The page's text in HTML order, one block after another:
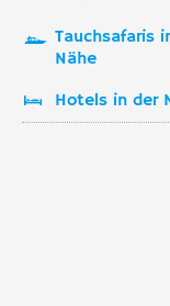
Tauchsafaris
Nähe
Hotels in der